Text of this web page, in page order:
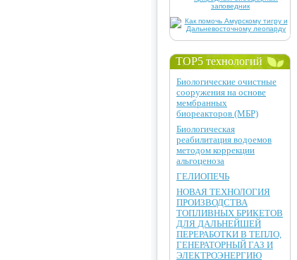
TOP5 технологий
Биологические очистные
сооружения на основе
мембранных
биореакторов (МБР)
Биологическая
реабилитация водоемов
методом коррекции
альгоценоза
ГЕЛИОПЕЧЬ
НОВАЯ ТЕХНОЛОГИЯ
ПРОИЗВОДСТВА
ТОПЛИВНЫХ БРИКЕТОВ
ДЛЯ ДАЛЬНЕЙШЕЙ
ПЕРЕРАБОТКИ В ТЕПЛО,
ГЕНЕРАТОРНЫЙ ГАЗ И
ЭЛЕКТРОЭНЕРГИЮ